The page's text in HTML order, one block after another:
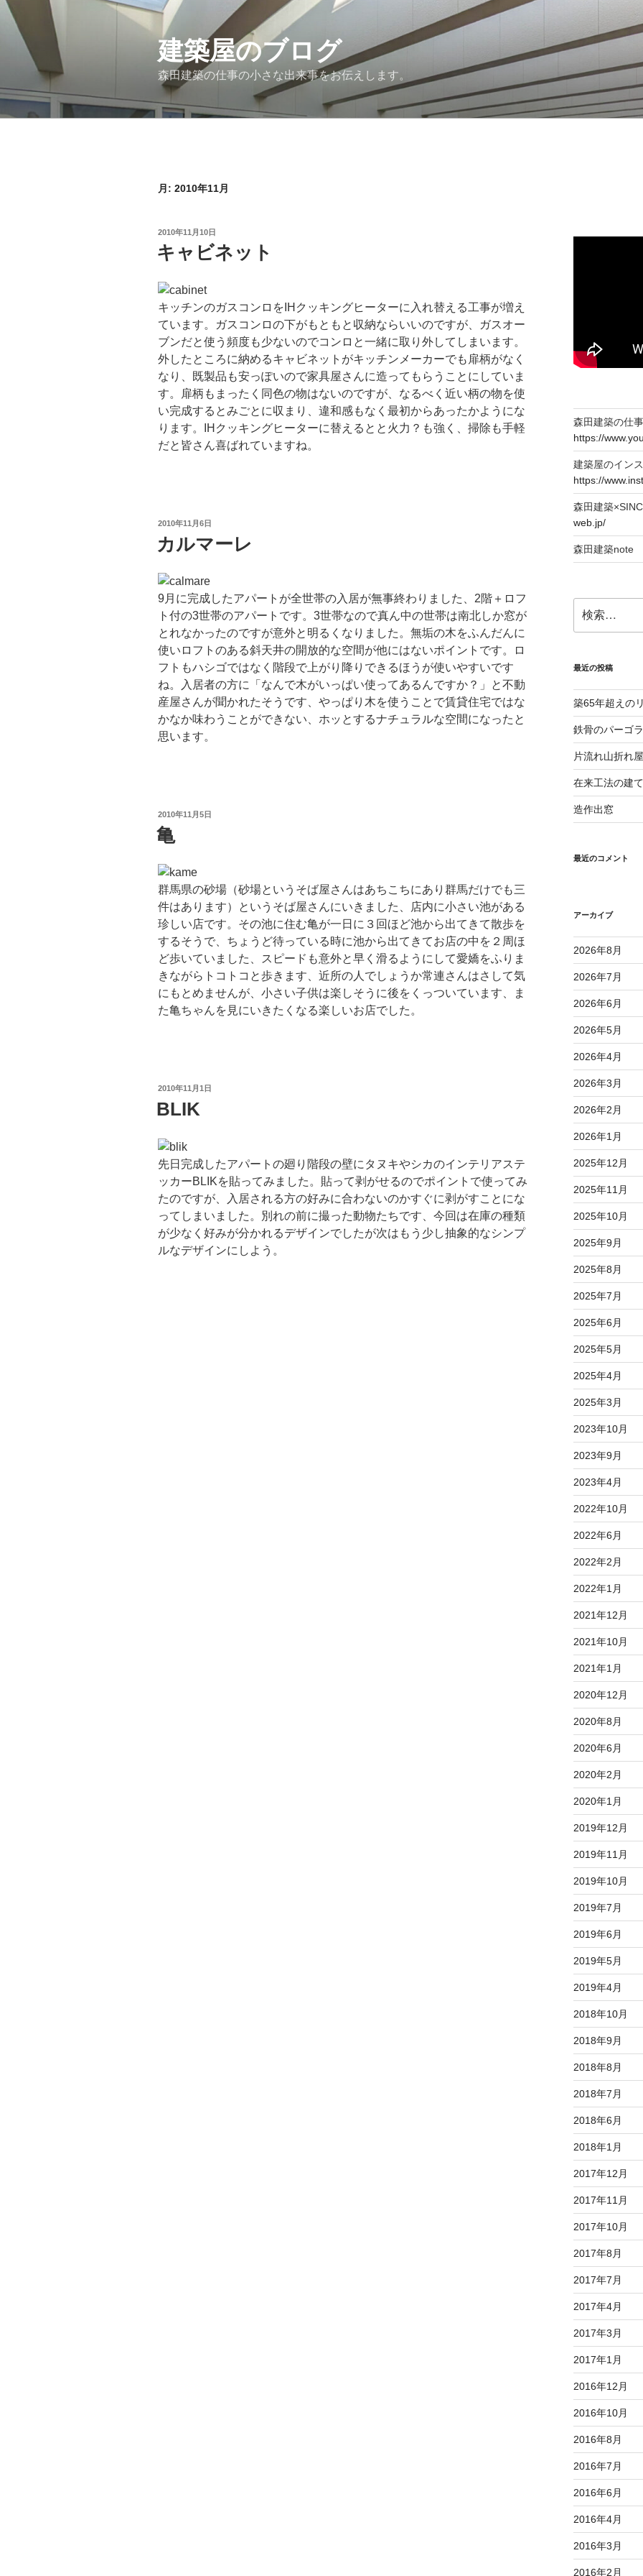
コ
へ
建築屋のブログ
森田建築の仕事の小さな出来事をお伝えします。
月: 2010年11月
投
稿
日:
2010年11月10日
キャビネット
キッチンのガスコンロをIHクッキングヒーターに入れ替える工事が増え
ています。ガスコンロの下がもともと収納ならいいのですが、ガスオー
ブンだと使う頻度も少ないのでコンロと一緒に取り外してしまいます。
外したところに納めるキャビネットがキッチンメーカーでも扉柄がなく
なり、既製品も安っぽいので家具屋さんに造ってもらうことにしていま
す。扉柄もまったく同色の物はないのですが、なるべく近い柄の物を使
い完成するとみごとに収まり、違和感もなく最初からあったかようにな
ります。IHクッキングヒーターに替えるとと火力？も強く、掃除も手軽
だと皆さん喜ばれていますね。
投
日:
2010年11月6日
カルマーレ
9月に完成したアパートが全世帯の入居が無事終わりました、2階＋ロフ
ト付の3世帯のアパートです。3世帯なので真ん中の世帯は南北しか窓が
とれなかったのですが意外と明るくなりました。無垢の木をふんだんに
使いロフトのある斜天井の開放的な空間が他にはないポイントです。ロ
フトもハシゴではなく階段で上がり降りできるほうが使いやすいです
ね。入居者の方に「なんで木がいっぱい使ってあるんですか？」と不動
産屋さんが聞かれたそうです、やっぱり木を使うことで賃貸住宅ではな
かなか味わうことができない、ホッとするナチュラルな空間になったと
思います。
投
稿
日:
2010年11月5日
亀
群馬県の砂場（砂場というそば屋さんはあちこちにあり群馬だけでも三
件はあります）というそば屋さんにいきました、店内に小さい池がある
珍しい店です。その池に住む亀が一日に３回ほど池から出てきて散歩を
するそうで、ちょうど待っている時に池から出てきてお店の中を２周ほ
ど歩いていました、スピードも意外と早く滑るようにして愛嬌をふりま
きながらトコトコと歩きます、近所の人でしょうか常連さんはさして気
にもとめませんが、小さい子供は楽しそうに後をくっついています、ま
た亀ちゃんを見にいきたくなる楽しいお店でした。
投
日:
2010年11月1日
BLIK
先日完成したアパートの廻り階段の壁にタヌキやシカのインテリアステ
ッカーBLIKを貼ってみました。貼って剥がせるのでポイントで使ってみ
たのですが、入居される方の好みに合わないのかすぐに剥がすことにな
ってしまいました。別れの前に撮った動物たちです、今回は在庫の種類
が少なく好みが分かれるデザインでしたが次はもう少し抽象的なシンプ
ルなデザインにしよう。
森田建築の仕
https://
建築屋のイン
https://
森田建築
web.jp/
森田建築note
索:
最近の投稿
築65年超えの
鉄骨のパーゴラ
片流れ山折れ
在来工法の建
造作出窓
最近のコメント
アーカイブ
2026年8月
2026年7月
2026年6月
2026年5月
2026年4月
2026年3月
2026年2月
2026年1月
2025年12月
2025年11月
2025年10月
2025年9月
2025年8月
2025年7月
2025年6月
2025年5月
2025年4月
2025年3月
2023年10月
2023年9月
2023年4月
2022年10月
2022年6月
2022年2月
2022年1月
2021年12月
2021年10月
2021年1月
2020年12月
2020年8月
2020年6月
2020年2月
2020年1月
2019年12月
2019年11月
2019年10月
2019年7月
2019年6月
2019年5月
2019年4月
2018年10月
2018年9月
2018年8月
2018年7月
2018年6月
2018年1月
2017年12月
2017年11月
2017年10月
2017年8月
2017年7月
2017年4月
2017年3月
2017年1月
2016年12月
2016年10月
2016年8月
2016年7月
2016年6月
2016年4月
2016年3月
2016年2月